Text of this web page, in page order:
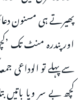
پھیرتے ہی مسنون
اور پندرہ منٹ تک
سے پہلے تو الوداعی
کچھ بے سر وپا باتیں